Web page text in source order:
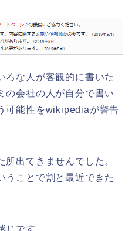
ろな人が客観的に書いた
の会社の人が自分で書い
可能性をwikipediaが警告
出てきませんでした。
うことで割と最近できた